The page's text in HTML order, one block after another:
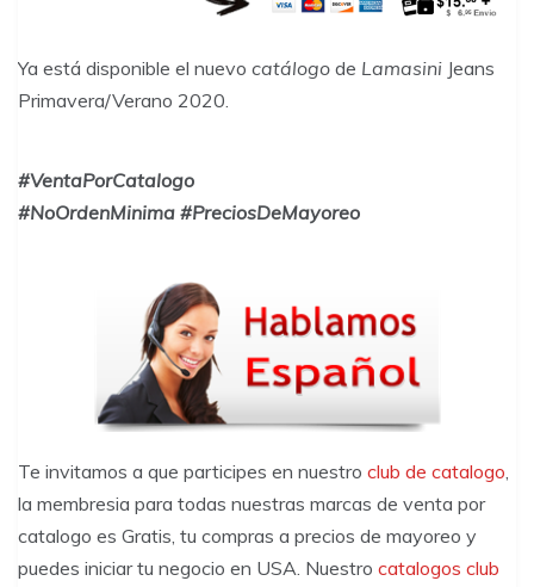
Ya está disponible el nuevo catálogo de Lamasini Jeans
Primavera/Verano 2020.
#VentaPorCatalogo
#NoOrdenMinima #PreciosDeMayoreo
Te invitamos a que participes en nuestro club de catalogo,
la membresia para todas nuestras marcas de venta por
catalogo es Gratis, tu compras a precios de mayoreo y
puedes iniciar tu negocio en USA. Nuestro catalogos club